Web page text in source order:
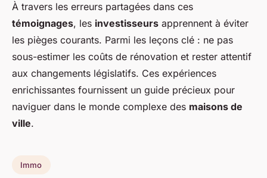
À travers les erreurs partagées dans ces
témoignages, les investisseurs apprennent à éviter
les pièges courants. Parmi les leçons clé : ne pas
sous-estimer les coûts de rénovation et rester attentif
aux changements législatifs. Ces expériences
enrichissantes fournissent un guide précieux pour
naviguer dans le monde complexe des maisons de
ville.
Immo